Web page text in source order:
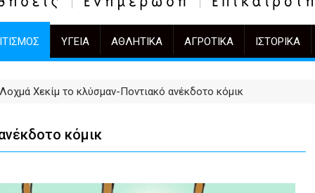
ΥΓΕΊΑ ΑΘΛΗΤΙΚΆ ΑΓΡΟΤΙΚΆ ΙΣΤΟΡΙΚΆ
Χεκίμ το κλύσμαν-Ποντιακό ανέκδοτο κόμικ
κόμικ